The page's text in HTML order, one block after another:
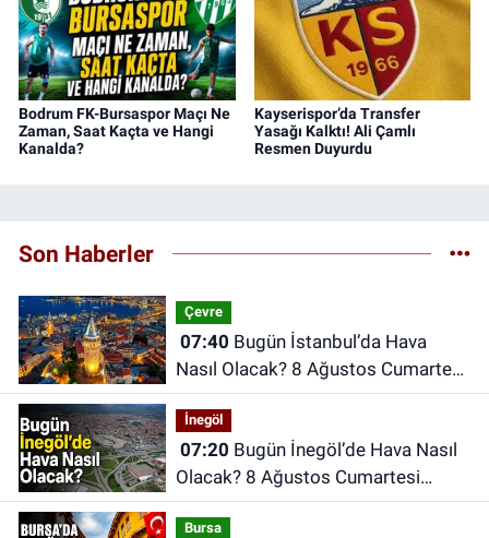
Bodrum FK-Bursaspor Maçı Ne
Zaman, Saat Kaçta ve Hangi
Kanalda?
Kayserispor’da Transfer
Yasağı Kalktı! Ali Çamlı
Resmen Duyurdu
Son Haberler
Çevre
07:40
Nasıl Olacak? 8 Ağustos Cumartesi
İstanbul Hava Durumu
İnegöl
07:20
Olacak? 8 Ağustos Cumartesi
İnegöl Hava Durumu
Bursa